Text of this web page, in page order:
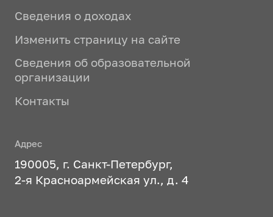
Сведения о доходах
Изменить страницу на сайте
Сведения об образовательной
организации
Контакты
Адрес
190005, г. Санкт-Петербург,
2-я Красноармейская ул., д. 4